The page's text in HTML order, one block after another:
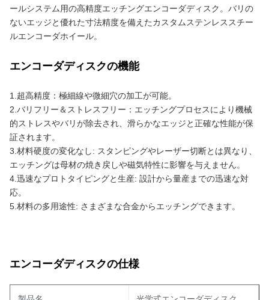
ールシステム用の高精度エッチングエンコーダディスク。バリの
ないエッジと優れた寸法精度を備えたカスタムステンレススチー
ルエンコーダホイール。
エンコーダディスクの機能
1.超高精度：極細線や微細穴の加工が可能。
2.バリフリー＆ストレスフリー：エッチングプロセスにより機械
的ストレスやバリが除去され、滑らかなエッジと正確な性能が保
証されます。
3.材料硬度の変化なし: スタンピングやレーザー切断とは異なり、
エッチングは母材の焼き戻しや磁気特性に影響を与えません。
4.迅速なプロトタイピングと生産: 設計から量産までの迅速な対
応。
5.材料の多用途性: さまざまな合金からエッチングできます。
エンコーダディスクの仕様